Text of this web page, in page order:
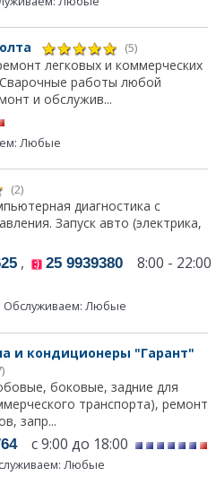
(5)
легковых и коммерческих
работы любой
и обслужив...
Любые
(2)
диагностика с
Запуск авто (электрика,
, 25 9939380 8:00 - 22:00
Обслуживаем: Любые
и кондиционеры "Гарант"
боковые, задние для
транспорта), ремонт
запр...
с 9:00 до 18:00
Любые